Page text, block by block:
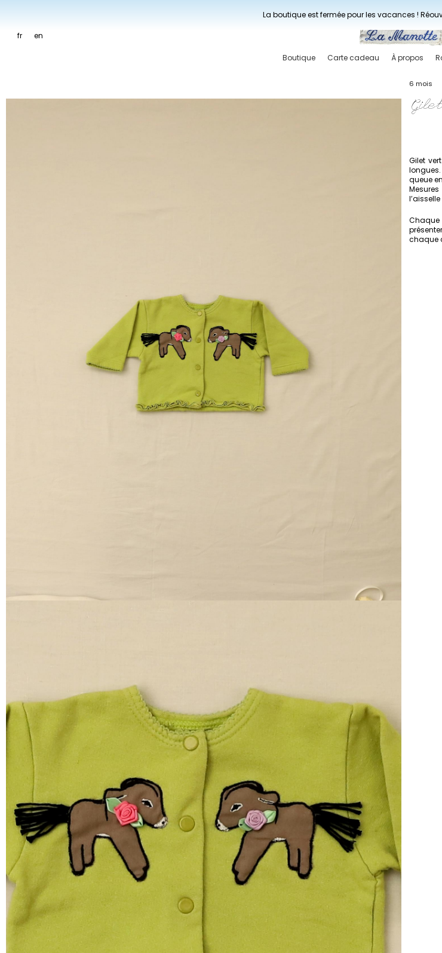
La boutique est fermée pour les vacances !
fr en
Boutique Carte cadeau À propos
6 mois
Gilet
queue
chaque